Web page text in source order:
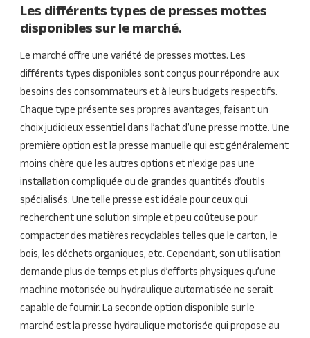
Les différents types de presses mottes
disponibles sur le marché.
Le marché offre une variété de presses mottes. Les
différents types disponibles sont conçus pour répondre aux
besoins des consommateurs et à leurs budgets respectifs.
Chaque type présente ses propres avantages, faisant un
choix judicieux essentiel dans l’achat d’une presse motte. Une
première option est la presse manuelle qui est généralement
moins chère que les autres options et n’exige pas une
installation compliquée ou de grandes quantités d’outils
spécialisés. Une telle presse est idéale pour ceux qui
recherchent une solution simple et peu coûteuse pour
compacter des matières recyclables telles que le carton, le
bois, les déchets organiques, etc. Cependant, son utilisation
demande plus de temps et plus d’efforts physiques qu’une
machine motorisée ou hydraulique automatisée ne serait
capable de fournir. La seconde option disponible sur le
marché est la presse hydraulique motorisée qui propose au